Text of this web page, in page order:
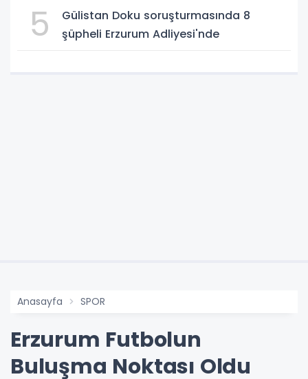
5
Gülistan Doku soruşturmasında 8
şüpheli Erzurum Adliyesi'nde
Anasayfa SPOR
Erzurum Futbolun
Buluşma Noktası Oldu